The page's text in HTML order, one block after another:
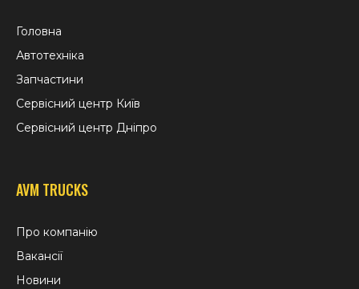
Головна
Автотехніка
Запчастини
Сервісний центр Київ
Сервісний центр Дніпро
AVM TRUCKS
Про компанію
Вакансії
Новини